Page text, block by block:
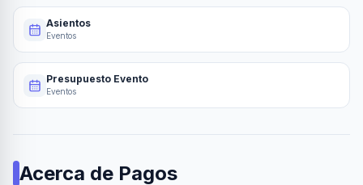
Asientos
Eventos
Presupuesto Evento
Eventos
Acerca de Pagos